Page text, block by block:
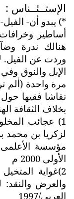
الإستــئــناس :
*) يبدو أن-
أساطير
هنالك ندرة
وردت عن الفيل.
الإبل والنوق
مرة واحدة (ألم
نقاشا فقيها حول
بخلاف الثقافة
1) عجائب
مؤسسة الأعلمى
الأولى 2000 م
2)غواية
العربي/1997